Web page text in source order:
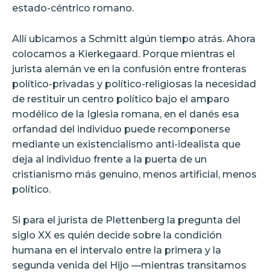
estado-céntrico romano.
Allí ubicamos a Schmitt algún tiempo atrás. Ahora
colocamos a Kierkegaard. Porque mientras el
jurista alemán ve en la confusión entre fronteras
político-privadas y político-religiosas la necesidad
de restituir un centro político bajo el amparo
modélico de la Iglesia romana, en el danés esa
orfandad del individuo puede recomponerse
mediante un existencialismo anti-idealista que
deja al individuo frente a la puerta de un
cristianismo más genuino, menos artificial, menos
político.
Si para el jurista de Plettenberg la pregunta del
siglo XX es quién decide sobre la condición
humana en el intervalo entre la primera y la
segunda venida del Hijo —mientras transitamos